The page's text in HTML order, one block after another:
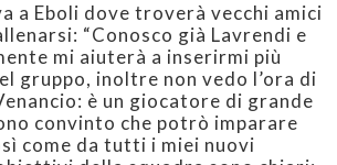
a Eboli dove troverà vecchi amici
“Conosco già Lavrendi e
mi aiuterà a inserirmi più
gruppo, inoltre non vedo l’ora di
è un giocatore di grande
convinto che potrò imparare
come da tutti i miei nuovi